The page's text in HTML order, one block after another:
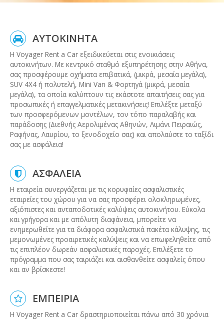
ΑΥΤΟΚΙΝΗΤΑ
Η Voyager Rent a Car εξειδικεύεται στις ενοικιάσεις
αυτοκινήτων. Με κεντρικό σταθμό εξυπηρέτησης στην Αθήνα,
σας προσφέρουμε οχήματα επιβατικά, (μικρά, μεσαία μεγάλα),
SUV 4Χ4 ή πολυτελή, Mini Van & Φορτηγά (μικρά, μεσαία
μεγάλα), τα οποία καλύπτουν τις εκάστοτε απαιτήσεις σας για
προσωπικές ή επαγγελματικές μετακινήσεις! Επιλέξτε μεταξύ
των προσφερόμενων μοντέλων, τον τόπο παραλαβής και
παράδοσης (Διεθνής Αερολιμένας Αθηνών, Λιμάνι Πειραιώς,
Ραφήνας, Λαυρίου, το ξενοδοχείο σας) και απολαύστε το ταξίδι
σας με ασφάλεια!
ΑΣΦΑΛΕΙΑ
Η εταιρεία συνεργάζεται με τις κορυφαίες ασφαλιστικές
εταιρείες του χώρου για να σας προσφέρει ολοκληρωμένες,
αξιόπιστες και ανταποδοτικές καλύψεις αυτοκινήτου. Εύκολα
και γρήγορα και με απόλυτη διαφάνεια, μπορείτε να
ενημερωθείτε για τα διάφορα ασφαλιστικά πακέτα κάλυψης, τις
μεμονωμένες προαιρετικές καλύψεις και να επωφεληθείτε από
τις επιπλέον δωρεάν ασφαλιστικές παροχές. Επιλέξετε το
πρόγραμμα που σας ταιριάζει και αισθανθείτε ασφαλείς όπου
και αν βρίσκεστε!
ΕΜΠΕΙΡΙΑ
Η Voyager Rent a Car δραστηριοποιείται πάνω από 30 χρόνια